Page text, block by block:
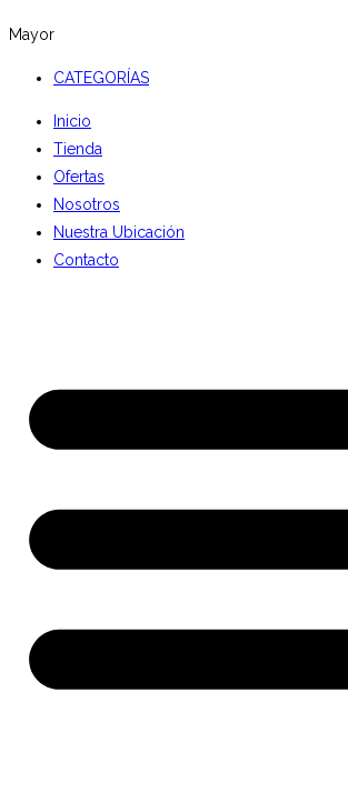
Mayor
CATEGORÍAS
Inicio
Tienda
Ofertas
Nosotros
Nuestra Ubicación
Contacto